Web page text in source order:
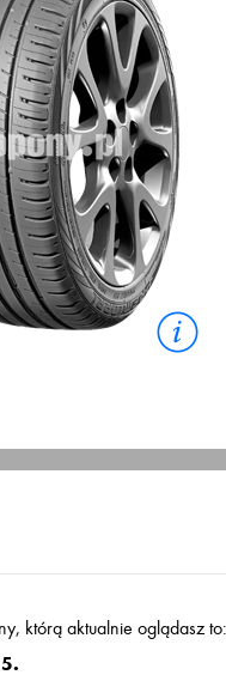
którą aktualnie oglądasz to: